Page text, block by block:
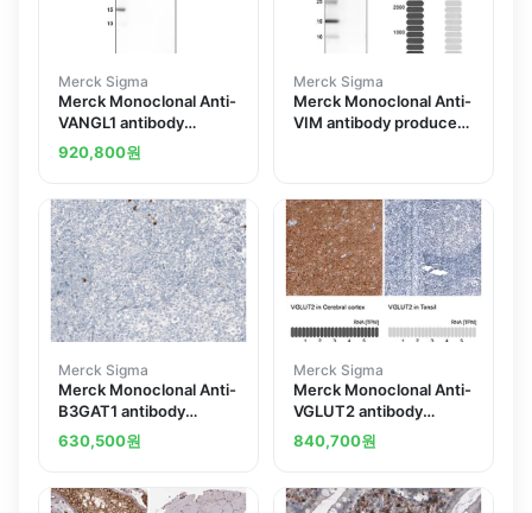
Merck Sigma
Merck Monoclonal Anti-
VANGL1 antibody
produced in mouse
920,800원
Merck Sigma
Merck Monoclonal Anti-
VIM antibody produced
Merck Sigma
Merck Monoclonal Anti-
B3GAT1 antibody
produced in mouse
630,500원
Merck Sigma
Merck Monoclonal Anti-
VGLUT2 antibody
produced in mouse
840,700원